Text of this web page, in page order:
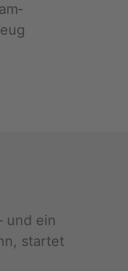
und ein
star­tet